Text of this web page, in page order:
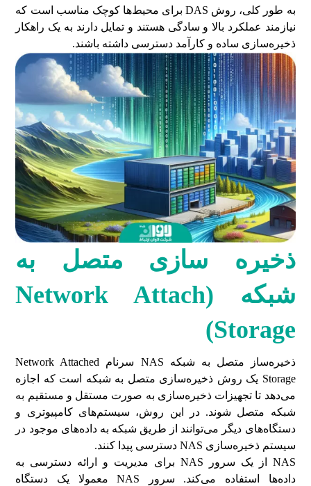
به طور کلی، روش DAS برای محیط‌ها کوچک مناسب است که
نیازمند عملکرد بالا و سادگی هستند و تمایل دارند به یک راهکار
ذخیره‌سازی ساده و کارآمد دسترسی داشته باشند.
ذخیره سازی متصل به
شبکه (Network Attach
Storage
)
ذخیره‌ساز متصل به شبکه NAS سرنام Network Attached
Storage یک روش ذخیره‌سازی متصل به شبکه است که اجازه
می‌دهد تا تجهیزات ذخیره‌سازی به صورت مستقل و مستقیم به
شبکه متصل شوند. در این روش، سیستم‌های کامپیوتری و
دستگاه‌های دیگر می‌توانند از طریق شبکه به داده‌های موجود در
سیستم ذخیره‌سازی NAS دسترسی پیدا کنند.
NAS از یک سرور NAS برای مدیریت و ارائه دسترسی به
داده‌ها استفاده می‌کند. سرور NAS معمولا یک دستگاه